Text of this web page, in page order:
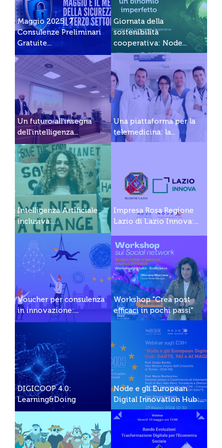
Maggio 2025: 7
Consulenze Preliminari
Gratuite...
Giornata della
sostenibilità
cooperativa: Node...
Un futuro all'insegna
dell'intelligenza...
Una piattaforma per la
telemedicina: la...
Intelligenza Artificiale
inclusiva:...
Impresa Rosa Regione
Lazio di Lazio Innova:...
Voucher per consulenza
in innovazione:...
Workshop "Crea post
efficaci in pochi passi"
DIGICOOP 4.0:
Learning&Doing
Node e gli European
Digital Innovation Hub:...